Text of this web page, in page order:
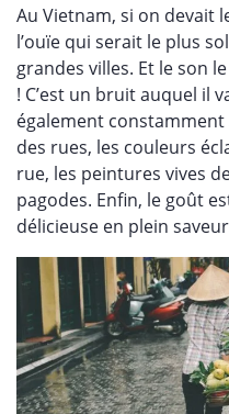
Au Vietnam, si on devait
l’ouïe qui serait le plus
grandes villes. Et le son
! C’est un bruit auquel il
également
des rues, les couleurs
rue, les peintures vives
pagodes. Enfin, le goût
délicieuse en plein